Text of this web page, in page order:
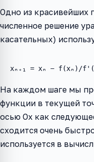
Одно из красивейших
численное решение
касательных)
xₙ₊₁ = xₙ − f(xₙ)/
На каждом шаге мы
функции в текущей
осью Ox как
сходится очень
используется в